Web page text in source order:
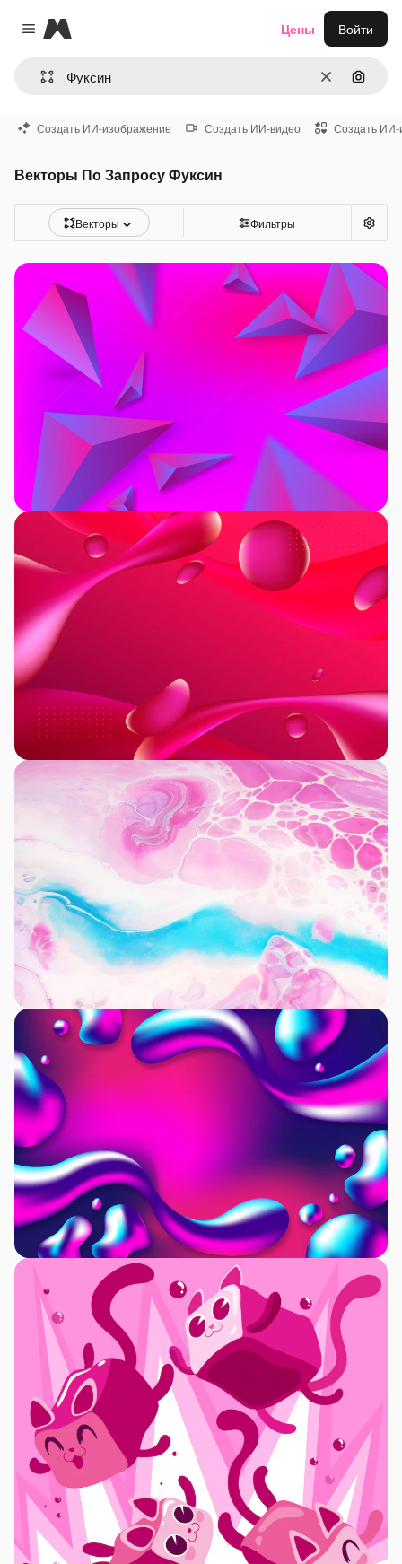
Close menu
Magnific
ОчиститьПоиск
Цены Войти
Создать ИИ-изображение Создать ИИ-видео Создать ИИ-
Векторы По Запросу Фуксин
Векторы Фильтры